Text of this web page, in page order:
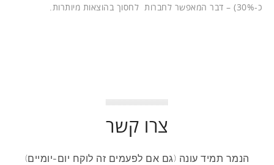
כ-30%) – דבר המאפשר לחברות לחסוך בהוצאות מיותרות.
צרו קשר
הנמר תמיד עונה (גם אם לפעמים זה לוקח יום-יומיים)